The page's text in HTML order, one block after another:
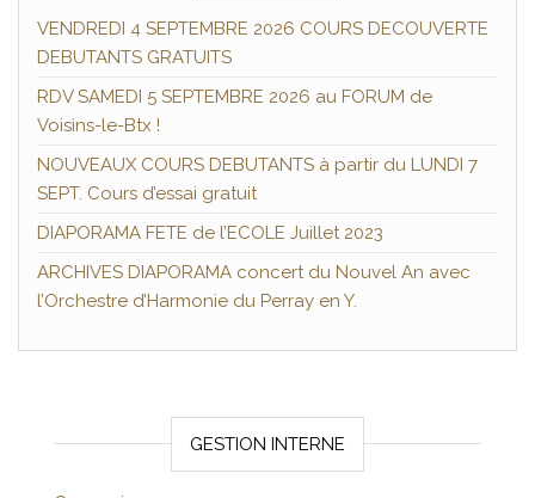
VENDREDI 4 SEPTEMBRE 2026 COURS DECOUVERTE
DEBUTANTS GRATUITS
RDV SAMEDI 5 SEPTEMBRE 2026 au FORUM de
Voisins-le-Btx !
NOUVEAUX COURS DEBUTANTS à partir du LUNDI 7
SEPT. Cours d’essai gratuit
DIAPORAMA FETE de l’ECOLE Juillet 2023
ARCHIVES DIAPORAMA concert du Nouvel An avec
l’Orchestre d’Harmonie du Perray en Y.
GESTION INTERNE